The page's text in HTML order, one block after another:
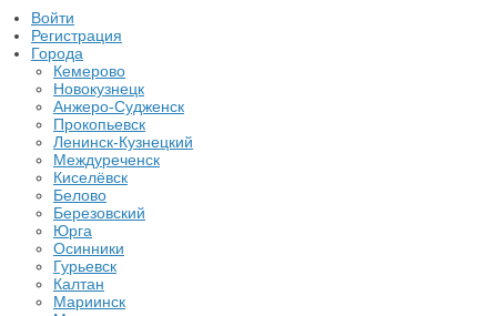
Войти
Регистрация
Города
Кемерово
Новокузнецк
Анжеро-Судженск
Прокопьевск
Ленинск-Кузнецкий
Междуреченск
Киселёвск
Белово
Березовский
Юрга
Осинники
Гурьевск
Калтан
Мариинск